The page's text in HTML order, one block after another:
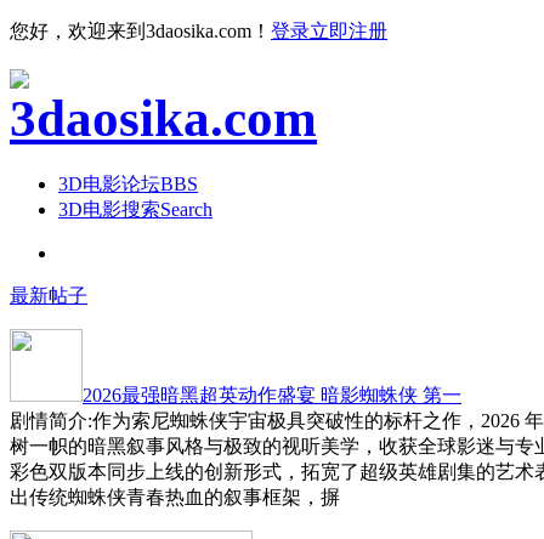
您好，欢迎来到3daosika.com！ 登录立即注册
3D电影论坛BBS
3D电影搜索Search
最新帖子
2026最强暗黑超英动作盛宴 暗影蜘蛛侠 第一
剧情简介:作为索尼蜘蛛侠宇宙极具突破性的标杆之作，2026
树一帜的暗黑叙事风格与极致的视听美学，收获全球影迷与
彩色双版本同步上线的创新形式，拓宽了超级英雄剧集的艺
出传统蜘蛛侠青春热血的叙事框架，摒